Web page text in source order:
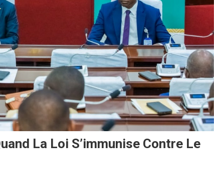
La Loi S’immunise Contre Le